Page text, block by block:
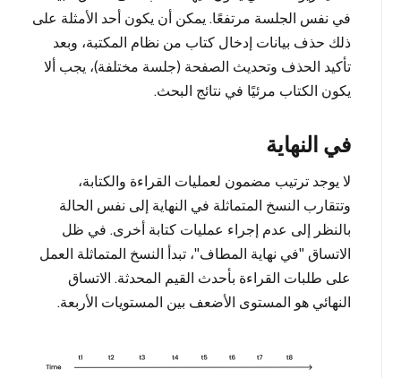
في نفس الجلسة مرتفعًا. يمكن أن يكون أحد الأمثلة على
ذلك حذف بيانات إدخال كتاب من نظام المكتبة، وبعد
تأكيد الحذف وتحديث الصفحة (جلسة مختلفة)، يجب ألا
يكون الكتاب مرئيًا في نتائج البحث.
في النهاية
لا يوجد ترتيب مضمون لعمليات القراءة والكتابة،
وتتقارب النسخ المتماثلة في النهاية إلى نفس الحالة
بالنظر إلى عدم إجراء عمليات كتابة أخرى. في ظل
الاتساق "في نهاية المطاف"، تبدأ النسخ المتماثلة العمل
على طلبات القراءة بأحدث القيم المحدثة. الاتساق
النهائي هو المستوى الأضعف بين المستويات الأربعة.